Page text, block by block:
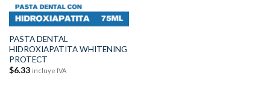
PASTA DENTAL
HIDROXIAPATITA WHITENING
PROTECT
$6.33 incluye IVA